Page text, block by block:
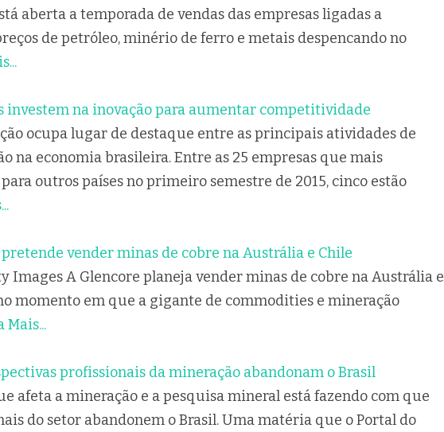
aberta a temporada de vendas das empresas ligadas a
de petróleo, minério de ferro e metais despencando no
investem na inovação para aumentar competitividade
ocupa lugar de destaque entre as principais atividades de
na economia brasileira. Entre as 25 empresas que mais
outros países no primeiro semestre de 2015, cinco estão
vender minas de cobre na Austrália e Chile
Images A Glencore planeja vender minas de cobre na Austrália e
momento em que a gigante de commodities e mineração
Mais...
profissionais da mineração abandonam o Brasil
afeta a mineração e a pesquisa mineral está fazendo com que
do setor abandonem o Brasil. Uma matéria que o Portal do